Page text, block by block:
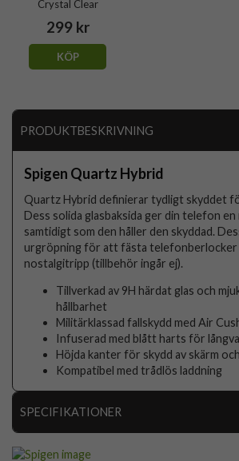
Crystal Clear
299 kr
KÖP
PRODUKTBESKRIVNING
Spigen Quartz Hybrid
Quartz Hybrid definierar tydligt skyddet
Dess solida glasbaksida ger din telefon en
samtidigt som den håller den skyddad.
urgröpning för att fästa telefonberlocker
nostalgitripp (tillbehör ingår ej).
Tillverkad av 9H härdat glas och
hållbarhet
Militärklassad fallskydd med Air
Infuserad med blått harts för
Höjda kanter för skydd av skärm
Kompatibel med trådlös laddning
SPECIFIKATIONER